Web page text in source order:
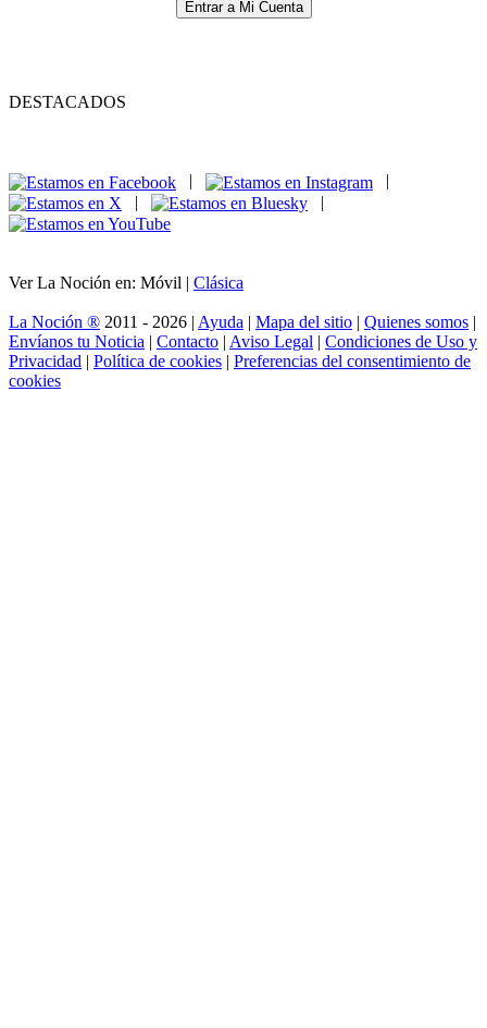
Entrar a Mi Cuenta
DESTACADOS
|
|
|
|
Ver La Noción en: Móvil | Clásica
La Noción ® 2011 - 2026 | Ayuda | Mapa del sitio | Quienes somos |
Envíanos tu Noticia | Contacto | Aviso Legal | Condiciones de Uso y
Privacidad | Política de cookies | Preferencias del consentimiento de
cookies